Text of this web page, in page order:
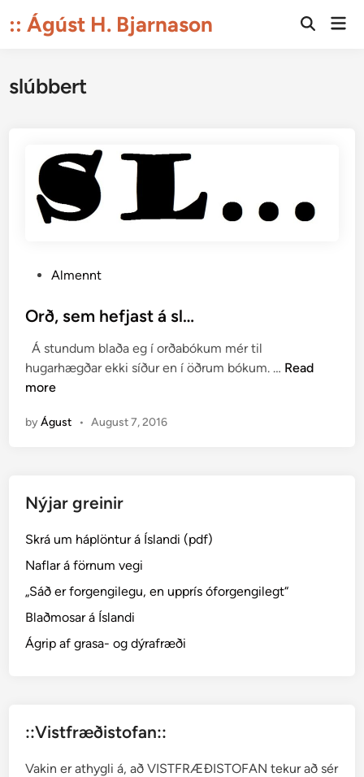
to:: Ágúst H. Bjarnason
Open
slúbbert
s
e
d
i
Almennt
Orð, sem hefjast á sl…
Á stundum blaða eg í orðabókum mér til
hugarhægðar ekki síður en í öðrum bókum. … O
s
Read
more
byÁgust • August 7, 2016
Nýjar greinir
Skrá um háplöntur á Íslandi (pdf)
Naflar á förnum vegi
„Sáð er forgengilegu, en upprís óforgengilegt“
Blaðmosar á Íslandi
Ágrip af grasa- og dýrafræði
::Vistfræðistofan::
Vakin er athygli á, að VISTFRÆÐISTOFAN tekur að sér